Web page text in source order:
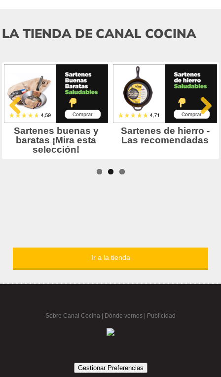
LA TIENDA DE CANAL COCINA
Ir a la tienda
Sobre Canal Cocina Dónde vernos | Publicidad
Gestionar Preferencias